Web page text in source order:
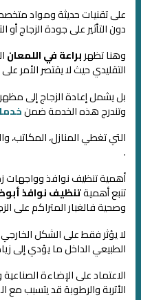
على تقنيات حديثة ومواد
دون التأثير على جودة الزجاج
وهنا تظهربراعة في اللمعان
التقليديحيث لا يقتصر الأمر
بل يشمل إعادة الزجاج إلى
وتندرج هذه الخدمةضمن
التي تغطي المنازل، المكاتب،
.
أهمية تنظيف نوافذ وواجهات
تنبع أهميةتنظيف نوافذ
وصحيةفالغبار المتراكم على
لا يؤثر فقط على الشكل
الطبيعي الداخل ما يؤدي إلى
الاعتماد على الإضاءة
الأتربة والرطوبة قد يتسبب مع